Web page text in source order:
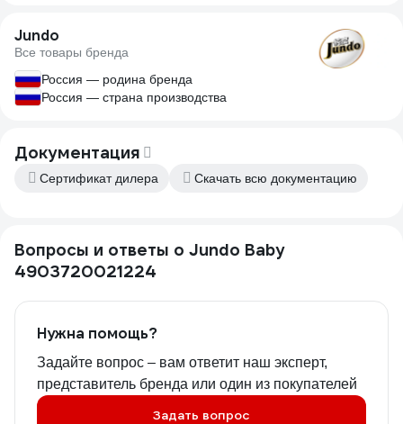
Jundo
Все товары бренда
Россия — родина бренда
Россия — страна производства
Документация
Сертификат дилера Скачать всю документацию
Вопросы и ответы о Jundo Baby
4903720021224
Нужна помощь?
Задайте вопрос – вам ответит наш эксперт,
представитель бренда или один из покупателей
Задать вопрос